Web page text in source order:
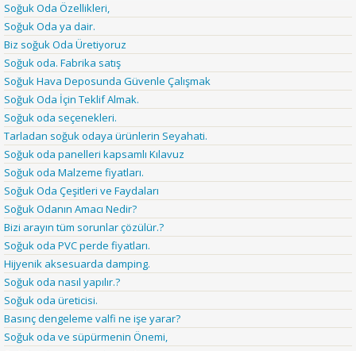
Soğuk Oda Özellikleri,
Soğuk Oda ya dair.
Biz soğuk Oda Üretiyoruz
Soğuk oda. Fabrika satış
Soğuk Hava Deposunda Güvenle Çalışmak
Soğuk Oda İçin Teklif Almak.
Soğuk oda seçenekleri.
Tarladan soğuk odaya ürünlerin Seyahati.
Soğuk oda panelleri kapsamlı Kılavuz
Soğuk oda Malzeme fiyatları.
Soğuk Oda Çeşitleri ve Faydaları
Soğuk Odanın Amacı Nedir?
Bizi arayın tüm sorunlar çözülür.?
Soğuk oda PVC perde fiyatları.
Hijyenik aksesuarda damping.
Soğuk oda nasıl yapılır.?
Soğuk oda üreticisi.
Basınç dengeleme valfi ne işe yarar?
Soğuk oda ve süpürmenin Önemi,